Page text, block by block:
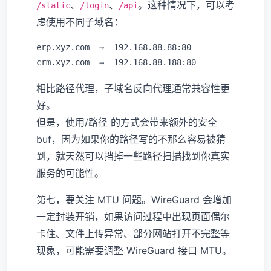
/static、 /login、 /api。这种情况下，可以考
虑使用不同子域名：
erp.xyz.com  →  192.168.88.88:80
相比路径代理，子域名反向代理通常兼容性更
好。
但是，使用/路径 的方式会带来额外的安全
buf，因为如果你的路径写的不那么容易被猜
到，就天然可以挡掉一些路径扫描找到你真实
服务的可能性。
第七，要关注 MTU 问题。WireGuard 会增加
一定封装开销，如果访问过程中出现页面偶尔
卡住、文件上传异常、部分网站打开不完整等
现象，可能需要调整 WireGuard 接口 MTU。